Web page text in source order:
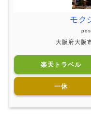
モク
大阪府大阪
楽天トラベル
一休